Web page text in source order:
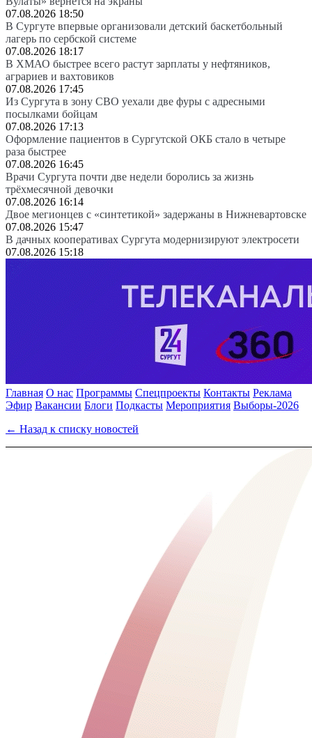
07.08.2026 18:50
В Сургуте впервые организовали детский баскетбольный
лагерь по сербской системе
07.08.2026 18:17
В ХМАО быстрее всего растут зарплаты у нефтяников,
аграриев и вахтовиков
07.08.2026 17:45
Из Сургута в зону СВО уехали две фуры с адресными
посылками бойцам
07.08.2026 17:13
Оформление пациентов в Сургутской ОКБ стало в четыре
раза быстрее
07.08.2026 16:45
Врачи Сургута почти две недели боролись за жизнь
трёхмесячной девочки
07.08.2026 16:14
Двое мегионцев с «синтетикой» задержаны в Нижневартовске
07.08.2026 15:47
В дачных кооперативах Сургута модернизируют электросети
07.08.2026 15:18
Главная О нас Программы Спецпроекты Контакты Реклама
Эфир Вакансии Блоги Подкасты Мероприятия Выборы-2026
← Назад к списку новостей